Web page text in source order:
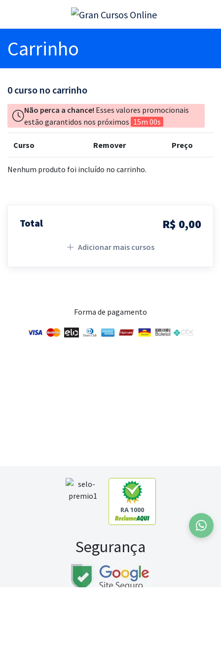
Carrinho
0 curso no carrinho
Não perca a chance! Esses valores promocionais
estão garantidos nos próximos 15m 00s
Curso Remover Preço
Nenhum produto foi incluído no carrinho.
Total R$ 0,00
Adicionar mais cursos
Forma de pagamento
RA 1000
Segurança